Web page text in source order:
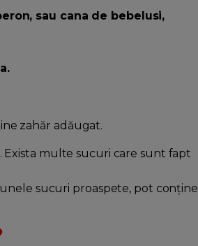
sau cana de bebelusi,
zahăr adăugat.
Exista multe sucuri care sunt fapt
sucuri proaspete, pot conține